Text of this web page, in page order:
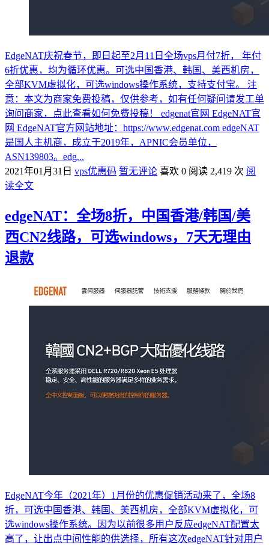
EdgeNAT庆祝春节，即日起至2月11日全场vps月付7折， 年付
6折优惠，均为循环优惠。可选中国香港、韩国、美西机房，
全部KVM虚拟化，可选windows操作系统，支持支付宝。 注
意：本文为商家免费投稿，仅供参考，如有任何疑问请发工单
询问商家，点此查看如何免费投稿！ edgenat官网 EdgeNAT官
网 EdgeNAT官方网站地址：https://www.edgenat.com edgeNAT
是国人主机商，成立于2019年，APNIC会员单位，
ASN139803。edg...
2021年01月31日 vps优惠码 暂无评论 喜欢 0 阅读 2,419 次 阅
读全文
edgeNAT：全场8折，中国香港/韩国/美
西CN2线路，可选windows，7天无理由
退款
EdgeNAT今年（2021年）1月份的优惠促销活动来了，全场8
折，可选中国香港、韩国、美西机房，全部KVM虚拟化，可
选windows操作系统。因为以前很多用户反应edgeNAT配置太
高了，让出点中间性能的供选择，所有这次edgeNAT针对用户